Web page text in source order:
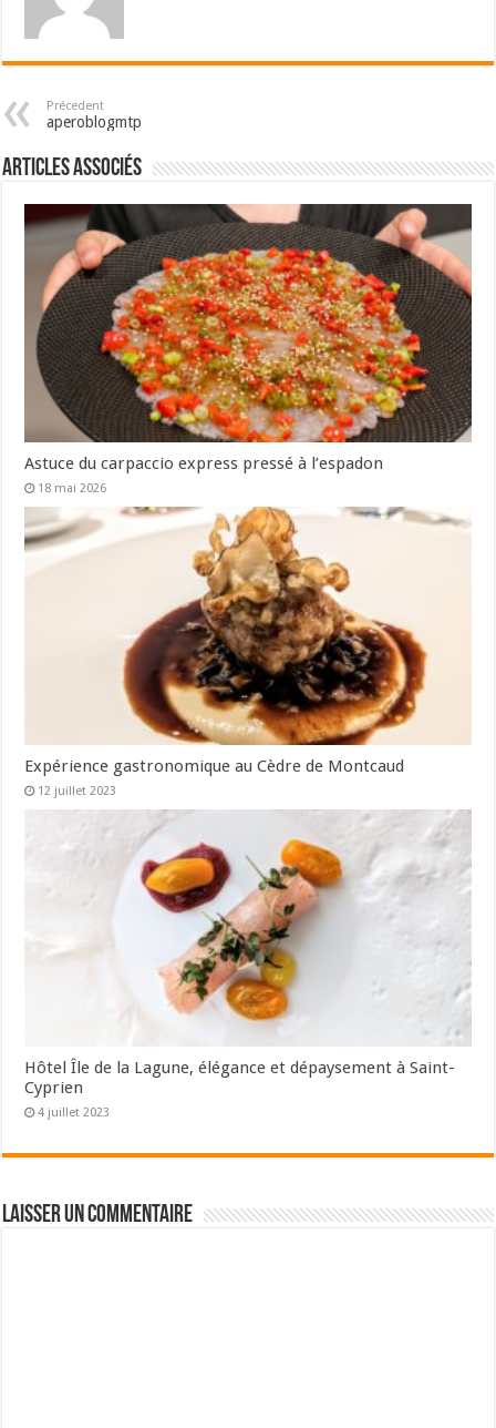
Précedent
aperoblogmtp
Articles associés
Astuce du carpaccio express pressé à l’espadon
18 mai 2026
Expérience gastronomique au Cèdre de Montcaud
12 juillet 2023
Hôtel Île de la Lagune, élégance et dépaysement à Saint-
Cyprien
4 juillet 2023
Laisser un commentaire